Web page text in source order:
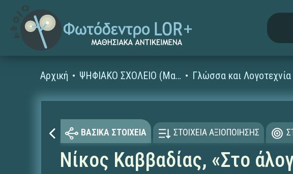
Αρχική ΨΗΦΙΑΚΟ ΣΧΟΛΕΙΟ (Μαθησιακά Αντικείμενα) Γλώσσα και Λογοτεχνία
ΒΑΣΙΚΑ ΣΤΟΙΧΕΙΑ ΣΤΟΙΧΕΙΑ ΑΞΙΟΠΟΙΗΣΗΣ
Νίκος Καββαδίας, «Στο